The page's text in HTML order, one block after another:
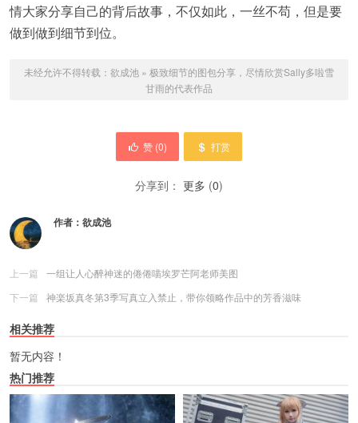
情大家分享自己的背后故事，不仅如此，一丝不苟，但是要
做到做到细节到位。
未经允许不得转载： 欲成池 » 极致细节的图包分享，尽情欣赏Sally多啦雪
甘雨的代表作品
赞 (0) 打赏
分享到： 更多 (0)
作者： 欲成池
上一篇
一组让人心醉神迷的倦倦喵埃罗芒阿老师美图
下一篇
神楽坂真冬第3季写真立入禁止，带你领略作品中的芳香滋味
相关推荐
暂无内容！
热门推荐